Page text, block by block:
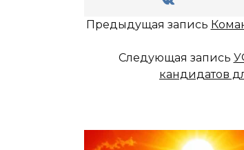
Предыдущая запись
Следующая запись
кандидатов